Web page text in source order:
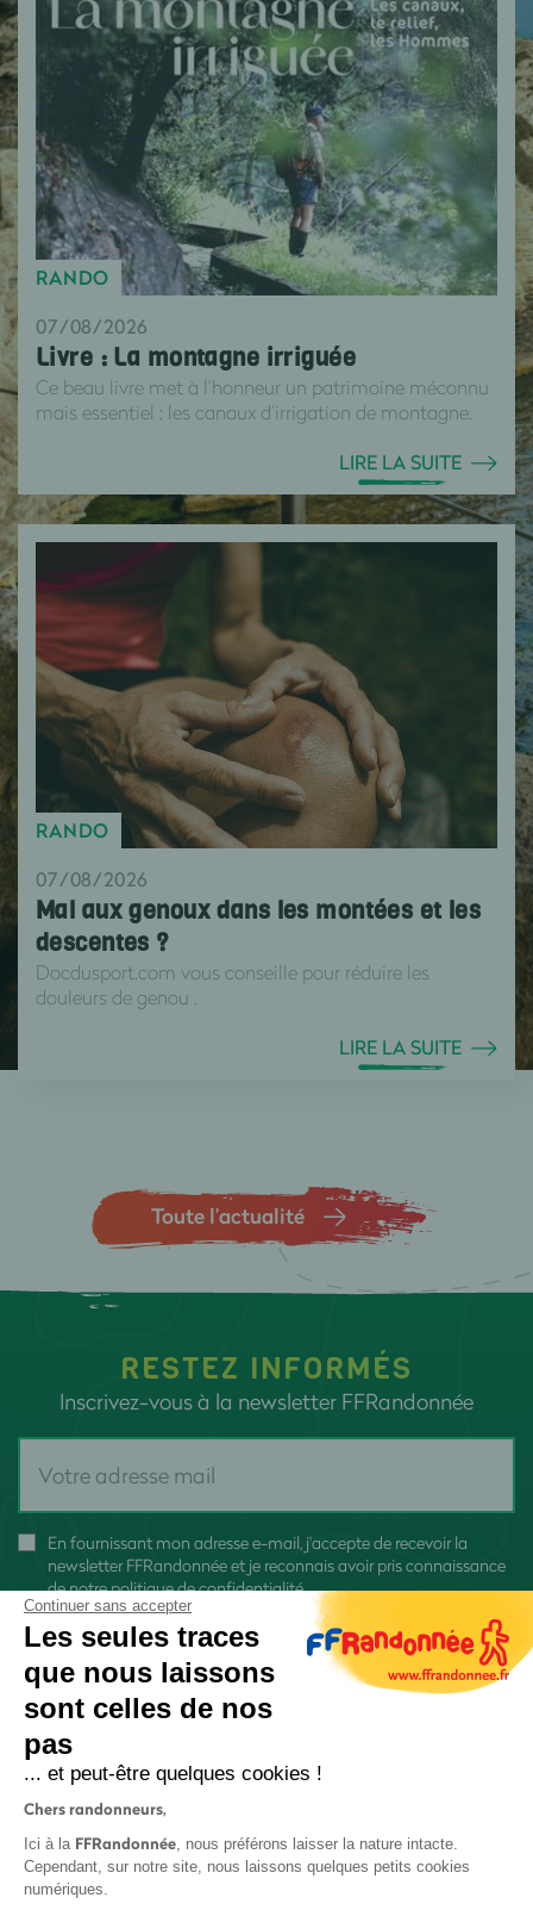
RANDO
07/08/2026
Livre : La montagne irriguée
Ce beau livre met à l’honneur un patrimoine méconnu
mais essentiel : les canaux d’irrigation de montagne.
LIRE LA SUITE
RANDO
07/08/2026
Mal aux genoux dans les montées et les
descentes ?
Docdusport.com vous conseille pour réduire les
douleurs de genou .
LIRE LA SUITE
Toute l’actualité
RESTEZ INFORMÉS
Inscrivez-vous à la newsletter FFRandonnée
En fournissant mon adresse e-mail, j'accepte de recevoir la
newsletter FFRandonnée et je reconnais avoir pris connaissance
denotre politique de confidentialité
Continuer sans accepter
Les seules traces
que nous laissons
sont celles de nos
pas
... et peut-être quelques cookies !
Chers randonneurs,
Ici à la FFRandonnée, nous préférons laisser la nature intacte.
Cependant, sur notre site, nous laissons quelques petits cookies
numériques.